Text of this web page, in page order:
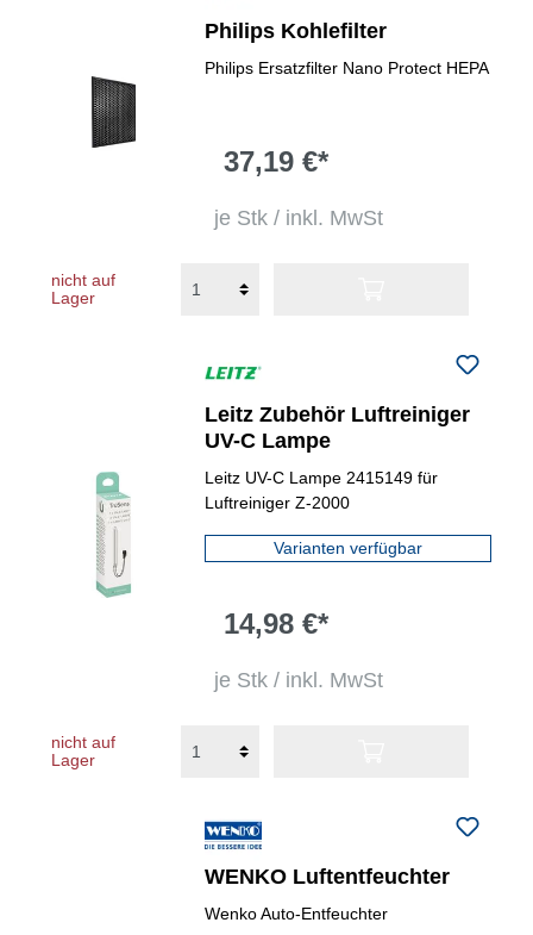
Philips Kohlefilter
Philips Ersatzfilter Nano Protect HEPA
37,19 €*
je Stk / inkl. MwSt
nicht auf
Lager
Leitz Zubehör Luftreiniger
UV-C Lampe
Leitz UV-C Lampe 2415149 für
Luftreiniger Z-2000
Varianten verfügbar
14,98 €*
je Stk / inkl. MwSt
nicht auf
Lager
WENKO Luftentfeuchter
Wenko Auto-Entfeuchter